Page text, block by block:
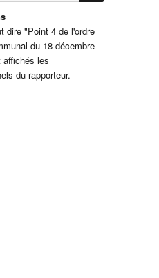
dire "Point 4 de l'ordre
du 18 décembre
affichés les
du rapporteur.